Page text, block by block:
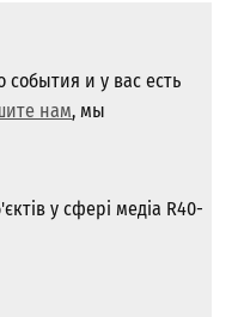
события и у вас есть
нам, мы
у сфері медіа R40-